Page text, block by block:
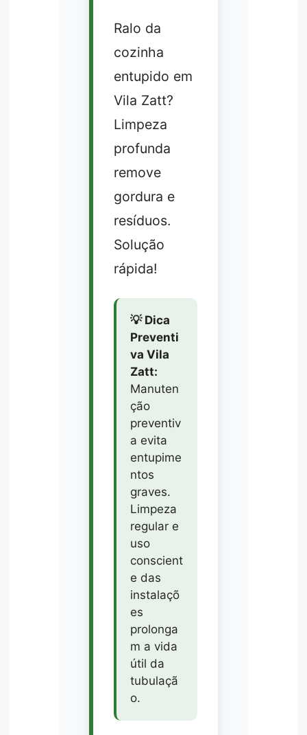
Ralo da
cozinha
entupido em
Vila Zatt?
Limpeza
profunda
remove
gordura e
resíduos.
Solução
rápida!
💡 Dica
Preventi
va Vila
Zatt:
Manuten
ção
preventiv
a evita
entupime
ntos
graves.
Limpeza
regular e
uso
conscient
e das
instalaçõ
es
prolonga
m a vida
útil da
tubulaçã
o.